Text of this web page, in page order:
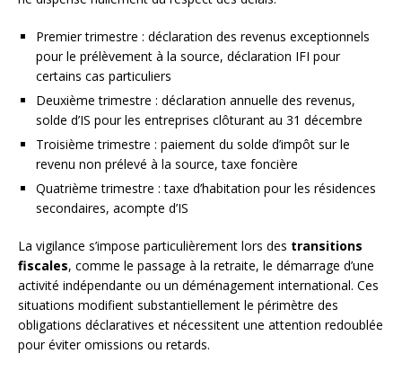
Premier trimestre : déclaration des revenus exceptionnels
pour le prélèvement à la source, déclaration IFI pour
certains cas particuliers
Deuxième trimestre : déclaration annuelle des revenus,
solde d’IS pour les entreprises clôturant au 31 décembre
Troisième trimestre : paiement du solde d’impôt sur le
revenu non prélevé à la source, taxe foncière
Quatrième trimestre : taxe d’habitation pour les résidences
secondaires, acompte d’IS
La vigilance s’impose particulièrement lors des transitions
fiscales, comme le passage à la retraite, le démarrage d’une
activité indépendante ou un déménagement international. Ces
situations modifient substantiellement le périmètre des
obligations déclaratives et nécessitent une attention redoublée
pour éviter omissions ou retards.